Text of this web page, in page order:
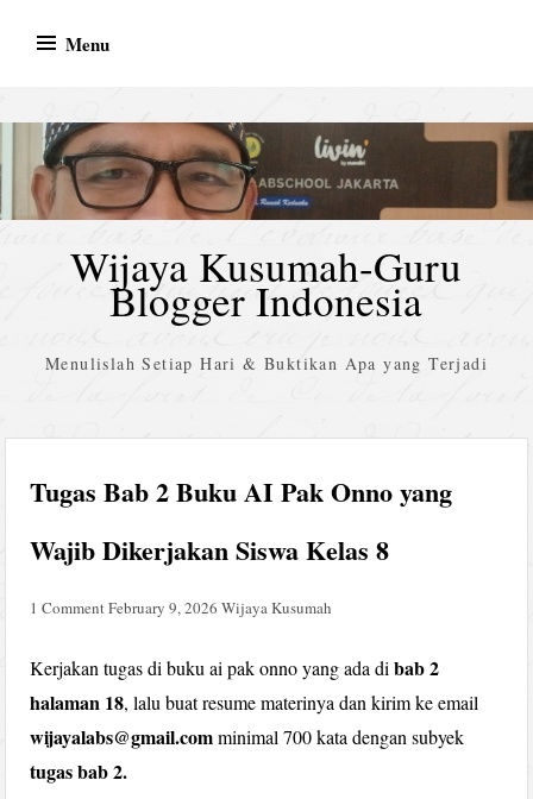
Menu
Wijaya Kusumah-Guru
Blogger Indonesia
Menulislah Setiap Hari & Buktikan Apa yang Terjadi
Tugas Bab 2 Buku AI Pak Onno yang
Wajib Dikerjakan Siswa Kelas 8
1 Comment February 9, 2026 Wijaya Kusumah
Kerjakan tugas di buku ai pak onno yang ada dibab 2
halaman 18, lalu buat resume materinya dan kirim ke email
wijayalabs@gmail.comminimal 700 kata dengan subyek
tugas bab 2.